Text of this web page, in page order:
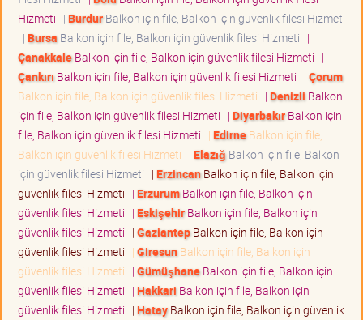
Hizmeti | BurdurBalkon için file, Balkon için güvenlik filesi Hizmeti
| Bursa Balkon için file, Balkon için güvenlik filesi Hizmeti |
ÇanakkaleBalkon için file, Balkon için güvenlik filesi Hizmeti |
Çankırı Balkon için file, Balkon için güvenlik filesi Hizmeti | Çorum
Balkon için file, Balkon için güvenlik filesi Hizmeti | Denizli Balkon
için file, Balkon için güvenlik filesi Hizmeti | DiyarbakırBalkon için
file, Balkon için güvenlik filesi Hizmeti | EdirneBalkon için file,
Balkon için güvenlik filesi Hizmeti | Elazığ Balkon için file, Balkon
için güvenlik filesi Hizmeti | ErzincanBalkon için file, Balkon için
güvenlik filesi Hizmeti | ErzurumBalkon için file, Balkon için
güvenlik filesi Hizmeti | EskişehirBalkon için file, Balkon için
güvenlik filesi Hizmeti | GaziantepBalkon için file, Balkon için
güvenlik filesi Hizmeti | GiresunBalkon için file, Balkon için
güvenlik filesi Hizmeti | GümüşhaneBalkon için file, Balkon için
güvenlik filesi Hizmeti | Hakkari Balkon için file, Balkon için
güvenlik filesi Hizmeti | HatayBalkon için file, Balkon için güvenlik